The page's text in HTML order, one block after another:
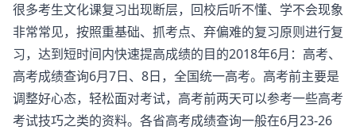
很多考生文化课复习出现断层，回校后听不懂、学不会现象
非常常见，按照重基础、抓考点、弃偏难的复习原则进行复
习，达到短时间内快速提高成绩的目的2018年6月：高考、
高考成绩查询6月7日、8日，全国统一高考。高考前主要是
调整好心态，轻松面对考试，高考前两天可以参考一些高考
考试技巧之类的资料。各省高考成绩查询一般在6月23-26